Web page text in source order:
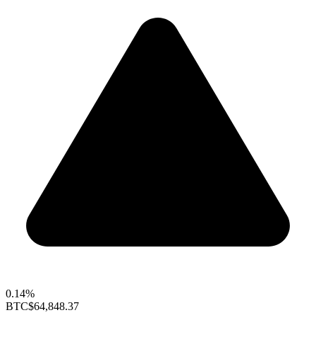
0.14%
BTC$64,848.37